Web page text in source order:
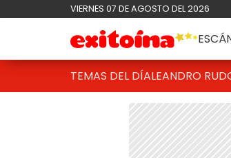
VIERNES 07 DE AGOSTO DEL 2026
TEMAS DEL DÍALEANDRO RUD